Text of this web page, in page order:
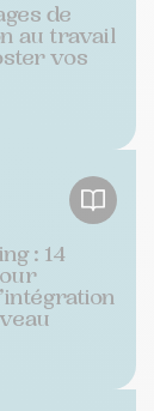
de
au travail
vos
: 14